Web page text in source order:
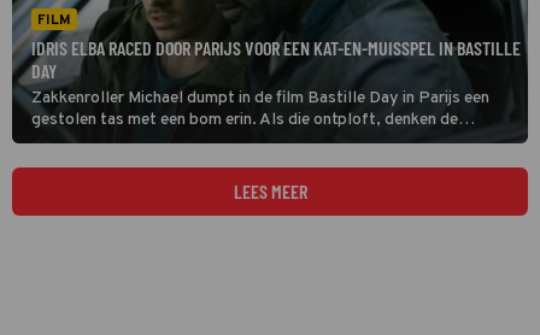
FILM
IDRIS ELBA RACED DOOR PARIJS VOOR EEN KAT-EN-MUISSPEL IN BASTILLE
DAY
Zakkenroller Michael dumpt in de film Bastille Day in Parijs een
gestolen tas met een bom erin. Als die ontploft, denken de
autoriteiten dat hij achter de aanslag zit. Een CIA-agent gelooft in
zijn onschuld en schiet hem te hulp.
LEES MEER